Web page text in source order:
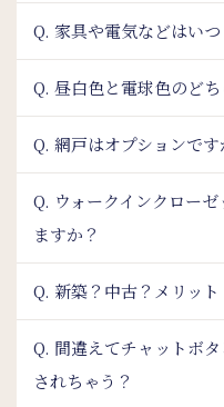
Q. 家具や電気などはい
Q. 昼白色と電球色のど
Q. 網戸はオプションです
Q. ウォークインクロー
ますか？
Q. 新築？中古？メリッ
Q. 間違えてチャットボ
されちゃう？